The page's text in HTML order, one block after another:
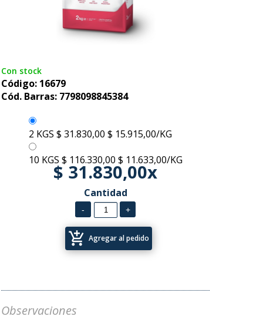
Con stock
Código: 16679
Cód. Barras: 7798098845384
2 KGS $ 31.830,00 $ 15.915,00/KG
10 KGS $ 116.330,00 $ 11.633,00/KG
$ 31.830,00x
Cantidad
add_shopping_cart Agregar al pedido
Observaciones